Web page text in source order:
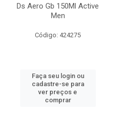
Ds Aero Gb 150Ml Active
Men
Código: 424275
Faça seu login ou
cadastre-se para
ver preços e
comprar